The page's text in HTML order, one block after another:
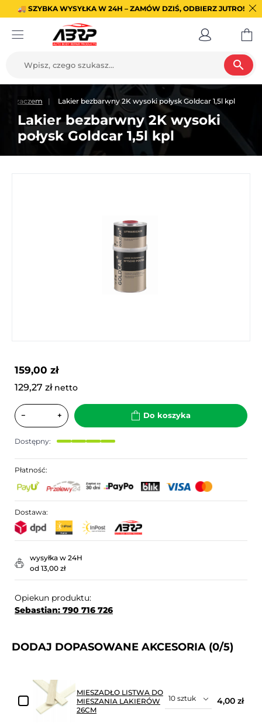
🚚 SZYBKA WYSYŁKA W 24H – ZAMÓW DZIŚ, ODBIERZ JUTRO!
search
Lakier bezbarwny 2K wysoki połysk Goldcar 1,5l kpl
Lakier bezbarwny 2K wysoki
połysk Goldcar 1,5l kpl
159,00 zł
129,27 zł netto
− + Do koszyka
Dostępny:
Płatność:
Dostawa:
wysyłka w 24H
od 13,00 zł
Opiekun produktu:
Sebastian: 790 716 726
DODAJ DOPASOWANE AKCESORIA (0/5)
MIESZADŁO LISTWA DO
MIESZANIA LAKIERÓW
26CM
4,00 zł